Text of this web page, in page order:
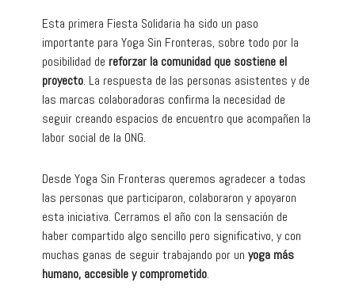
Esta primera Fiesta Solidaria ha sido un paso
importante para Yoga Sin Fronteras, sobre todo por la
posibilidad de reforzar la comunidad que sostiene el
proyecto. La respuesta de las personas asistentes y de
las marcas colaboradoras confirma la necesidad de
seguir creando espacios de encuentro que acompañen la
labor social de la ONG.
Desde Yoga Sin Fronteras queremos agradecer a todas
las personas que participaron, colaboraron y apoyaron
esta iniciativa. Cerramos el año con la sensación de
haber compartido algo sencillo pero significativo, y con
muchas ganas de seguir trabajando por un yoga más
humano, accesible y comprometido.